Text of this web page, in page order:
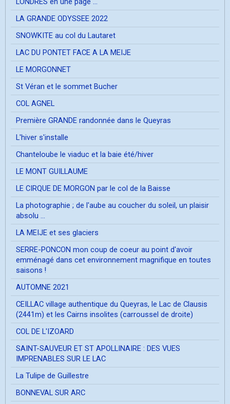
LA GRANDE ODYSSEE 2022
SNOWKITE au col du Lautaret
LAC DU PONTET FACE A LA MEIJE
LE MORGONNET
St Véran et le sommet Bucher
COL AGNEL
Première GRANDE randonnée dans le Queyras
L'hiver s'installe
Chanteloube le viaduc et la baie été/hiver
LE MONT GUILLAUME
LE CIRQUE DE MORGON par le col de la Baisse
La photographie ; de l'aube au coucher du soleil, un plaisir
absolu ...
LA MEIJE et ses glaciers
SERRE-PONCON mon coup de coeur au point d'avoir
emménagé dans cet environnement magnifique en toutes
saisons !
AUTOMNE 2021
CEILLAC village authentique du Queyras, le Lac de Clausis
(2441m) et les Cairns insolites (carroussel de droite)
COL DE L'IZOARD
SAINT-SAUVEUR ET ST APOLLINAIRE : DES VUES
IMPRENABLES SUR LE LAC
La Tulipe de Guillestre
BONNEVAL SUR ARC